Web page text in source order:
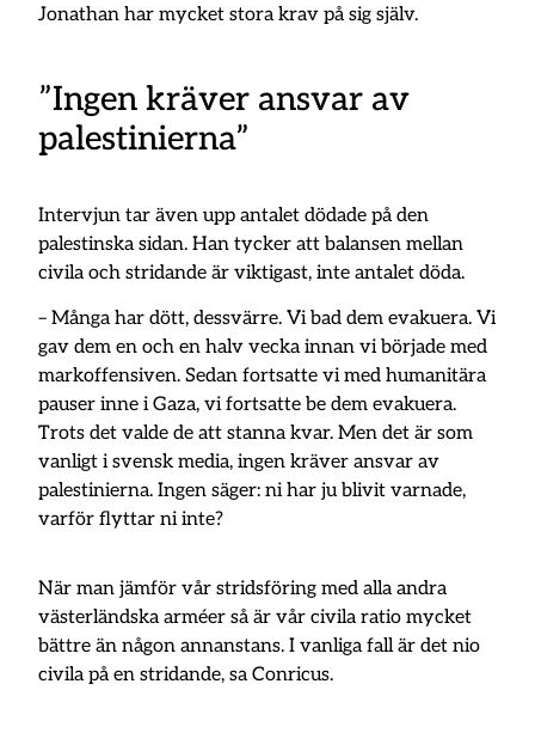
Jonathan har mycket stora krav på sig själv.
”Ingen kräver ansvar av
palestinierna”
Intervjun tar även upp antalet dödade på den
palestinska sidan. Han tycker att balansen mellan
civila och stridande är viktigast, inte antalet döda.
– Många har dött, dessvärre. Vi bad dem evakuera. Vi
gav dem en och en halv vecka innan vi började med
markoffensiven. Sedan fortsatte vi med humanitära
pauser inne i Gaza, vi fortsatte be dem evakuera.
Trots det valde de att stanna kvar. Men det är som
vanligt i svensk media, ingen kräver ansvar av
palestinierna. Ingen säger: ni har ju blivit varnade,
varför flyttar ni inte?
När man jämför vår stridsföring med alla andra
västerländska arméer så är vår civila ratio mycket
bättre än någon annanstans. I vanliga fall är det nio
civila på en stridande, sa Conricus.